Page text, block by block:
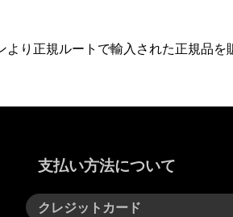
り正規ルートで輸入された正規品を
支払い方法について
クレジットカード